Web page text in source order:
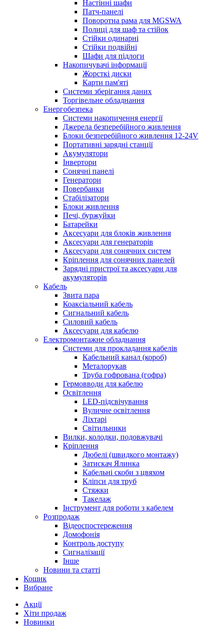
Настінні шафи
Патч-панелі
Поворотна рама для MGSWA
Полиці для шаф та стійок
Стійки одинарні
Стійки подвійні
Шафи для підлоги
Накопичувачі інформації
Жорсткі диски
Карти пам'яті
Системи зберігання даних
Торгівельне обладнання
Енергобезпека
Системи накопичення енергії
Джерела безперебійного живлення
Блоки безперебійного живлення 12-24V
Портативні зарядні станції
Акумулятори
Інвертори
Сонячні панелі
Генератори
Повербанки
Стабілізатори
Блоки живлення
Печі, буржуйки
Батарейки
Аксесуари для блоків живлення
Аксесуари для генераторів
Аксесуари для сонячних систем
Кріплення для сонячних панелей
Зарядні пристрої та аксесуари для
акумуляторів
Кабель
Звита пара
Коаксіальний кабель
Сигнальний кабель
Силовий кабель
Аксесуари для кабелю
Електромонтажне обладнання
Системи для прокладання кабелів
Кабельний канал (короб)
Металорукав
Труба гофрована (гофра)
Гермовводи для кабелю
Освітлення
LED-підсвічування
Вуличне освітлення
Ліхтарі
Світильники
Вилки, колодки, подовжувачі
Кріплення
Дюбелі (швидкого монтажу)
Затискач Ялинка
Кабельні скоби з цвяхом
Кліпси для труб
Стяжки
Такелаж
Інструмент для роботи з кабелем
Розпродаж
Відеоспостереження
Домофонія
Контроль доступу
Сигналізації
Інше
Новини та статті
Кошик
Вибране
Акції
Хіти продаж
Новинки